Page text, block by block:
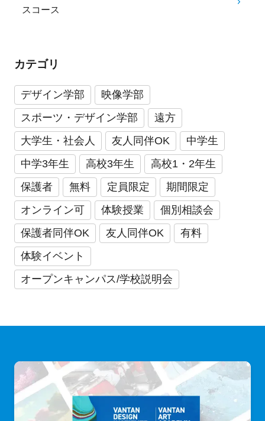
スコース
カテゴリ
デザイン学部
映像学部
スポーツ・デザイン学部
遠方
大学生・社会人
友人同伴OK
中学生
中学3年生
高校3年生
高校1・2年生
保護者
無料 定員限定
期間限定
オンライン可
体験授業
個別相談会
保護者同伴OK
友人同伴OK
有料
体験イベント
オープンキャンパス/学校説明会